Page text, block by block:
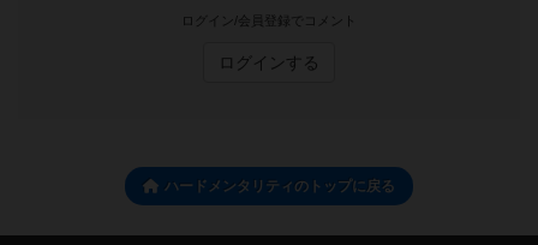
ログイン/会員登録でコメント
ログインする
ハードメンタリティのトップに戻る